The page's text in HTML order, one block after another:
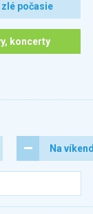
zlé počasie
koncerty
Na víkend